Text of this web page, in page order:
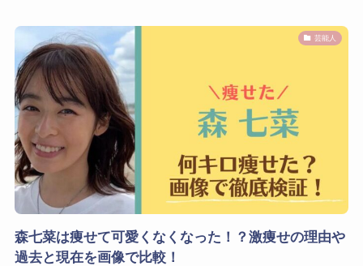
芸能人
森七菜は痩せて可愛くなくなった！？激痩せの理由や
過去と現在を画像で比較！